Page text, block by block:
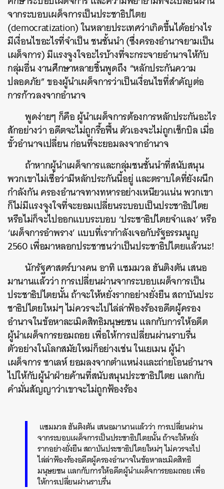
จากระบอบเผด็จการเป็นประชาธิปไตย
(democratization) ในหลายประเทศว่าเกิดขึ้นได้อย่างไร
มีเงื่อนไขอะไรที่จำเป็น ชนชั้นนำ (ซึ่งครองอำนาจยามเป็น
เผด็จการ) มีแรงจูงใจอะไรบ้างที่จะกระจายอำนาจให้กับ
กลุ่มอื่น งานศึกษาหลายชิ้นพูดถึง “หลักประกันความ
ปลอดภัย” ของผู้นำเผด็จการว่าเป็นเงื่อนไขที่สำคัญต่อ
การก้าวลงจากอำนาจ
พูดง่ายๆ ก็คือ ผู้นำเผด็จการต้องการหลักประกันอะไร
สักอย่างว่า อดีตจะไม่ถูกรื้อฟื้น ตัวเองจะไม่ถูกเช็กบิล เมื่อ
ขั้วอำนาจเปลี่ยน ก่อนที่จะยอมลงจากอำนาจ
ถ้าหากผู้นำเผด็จการและกลุ่มชนชั้นนำที่สนับสนุน
พวกเขาไม่เชื่อว่ามีหลักประกันนี้อยู่ และตราบใดที่ยังผนึก
กำลังกัน ครองอำนาจทางทหารอย่างเหนียวแน่น พวกเขา
ก็ไม่มีแรงจูงใจที่จะยอมเปลี่ยนระบอบเป็นประชาธิปไตย
หรือไม่ก็จะไปออกแบบระบอบ ‘ประชาธิปไตยจำแลง’ หรือ
‘เผด็จการอำพราง’ แบบที่เรากำลังเจอกับรัฐธรรมนูญ
2560 เพื่อมาหลอกประชาชนว่าเป็นประชาธิปไตยแล้วนะ!
นักรัฐศาสตร์บางคน อาทิแซมมวล ฮันติงตัน เสนอ
มานานแล้วว่า การเปลี่ยนผ่านจากระบอบเผด็จการเป็น
ประชาธิปไตยนั้น ถ้าจะให้หยั่งรากอย่างยั่งยืน สถาบันประ
ชาธิปไตยใหม่ๆ ไม่ควรจะไปไล่ล่าฟ้องร้องอดีตผู้ครอง
อำนาจในข้อหาละเมิดสิทธิมนุษยชน แลกกับการให้อดีต
ผู้นำเผด็จการยอมถอย เพื่อให้การเปลี่ยนผ่านราบรื่น
ตัวอย่างในโลกสมัยใหม่ก็อย่างเช่น ในเยเมน ผู้นำ
เผด็จการ ซาเลห์ ยอมลงจากตำแหน่งและถ่ายโอนอำนาจ
ไปให้กับผู้นำฝ่ายค้านที่สนับสนุนประชาธิปไตย แลกกับ
คำมั่นสัญญาว่าเขาจะไม่ถูกฟ้องร้อง
แซมมวล ฮันติงตัน เสนอมานานแล้วว่า การเปลี่ยนผ่าน
จากระบอบเผด็จการเป็นประชาธิปไตยนั้น ถ้าจะให้หยั่ง
รากอย่างยั่งยืน สถาบันประชาธิปไตยใหม่ๆ ไม่ควรจะไป
ไล่ล่าฟ้องร้องอดีตผู้ครองอำนาจในข้อหาละเมิดสิทธิ
มนุษยชน แลกกับการให้อดีตผู้นำเผด็จการยอมถอย เพื่อ
ให้การเปลี่ยนผ่านราบรื่น
ค้นหา
SHARE TWEET